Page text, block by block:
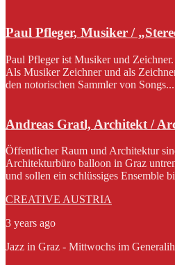
Paul Pfleger, Musiker /
Paul Pfleger ist Musiker und
Als Musiker Zeichner und als
den notorischen Sammler von Songs...
Andreas Gratl, Architekt /
Öffentlicher Raum und Architektur
Architekturbüro balloon in Graz
und sollen ein schlüssiges Ensemble
CREATIVE AUSTRIA
3 years ago
Jazz in Graz - Mittwochs im